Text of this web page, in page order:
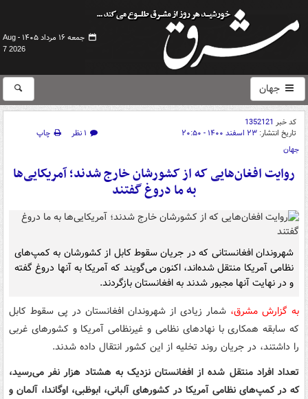
جمعه ۱۶ مرداد ۱۴۰۵ -
Aug
7 2026
جهان
کد خبر 1352121
تاریخ انتشار: ۲۳ اسفند ۱۴۰۰ - ۲۰:۵۰ ۱ نظر
چاپ
جهان
روایت افغان‌هایی که از کشورشان خارج شدند؛ آمریکایی‌ها
به ما دروغ گفتند
شهروندان افغانستانی که در جریان سقوط کابل از کشورشان به کمپ‌های
نظامی آمریکا منتقل شده‌اند، اکنون می‌گویند که آمریکا به آنها دروغ گفته
و در نهایت آنها مجبور شدند به افغانستان بازگردند.
به گزارش مشرق، شمار زیادی از شهروندان افغانستان در پی سقوط کابل
که سابقه همکاری با نهادهای نظامی و غیرنظامی آمریکا و کشورهای غربی
را داشتند، در جریان روند تخلیه از این کشور انتقال داده شدند.
تعداد افراد منتقل شده از افغانستان نزدیک به هشتاد هزار نفر می‌رسید،
که در کمپ‌های نظامی آمریکا در کشورهای آلبانی، ابوظبی، اوگاندا، آلمان و